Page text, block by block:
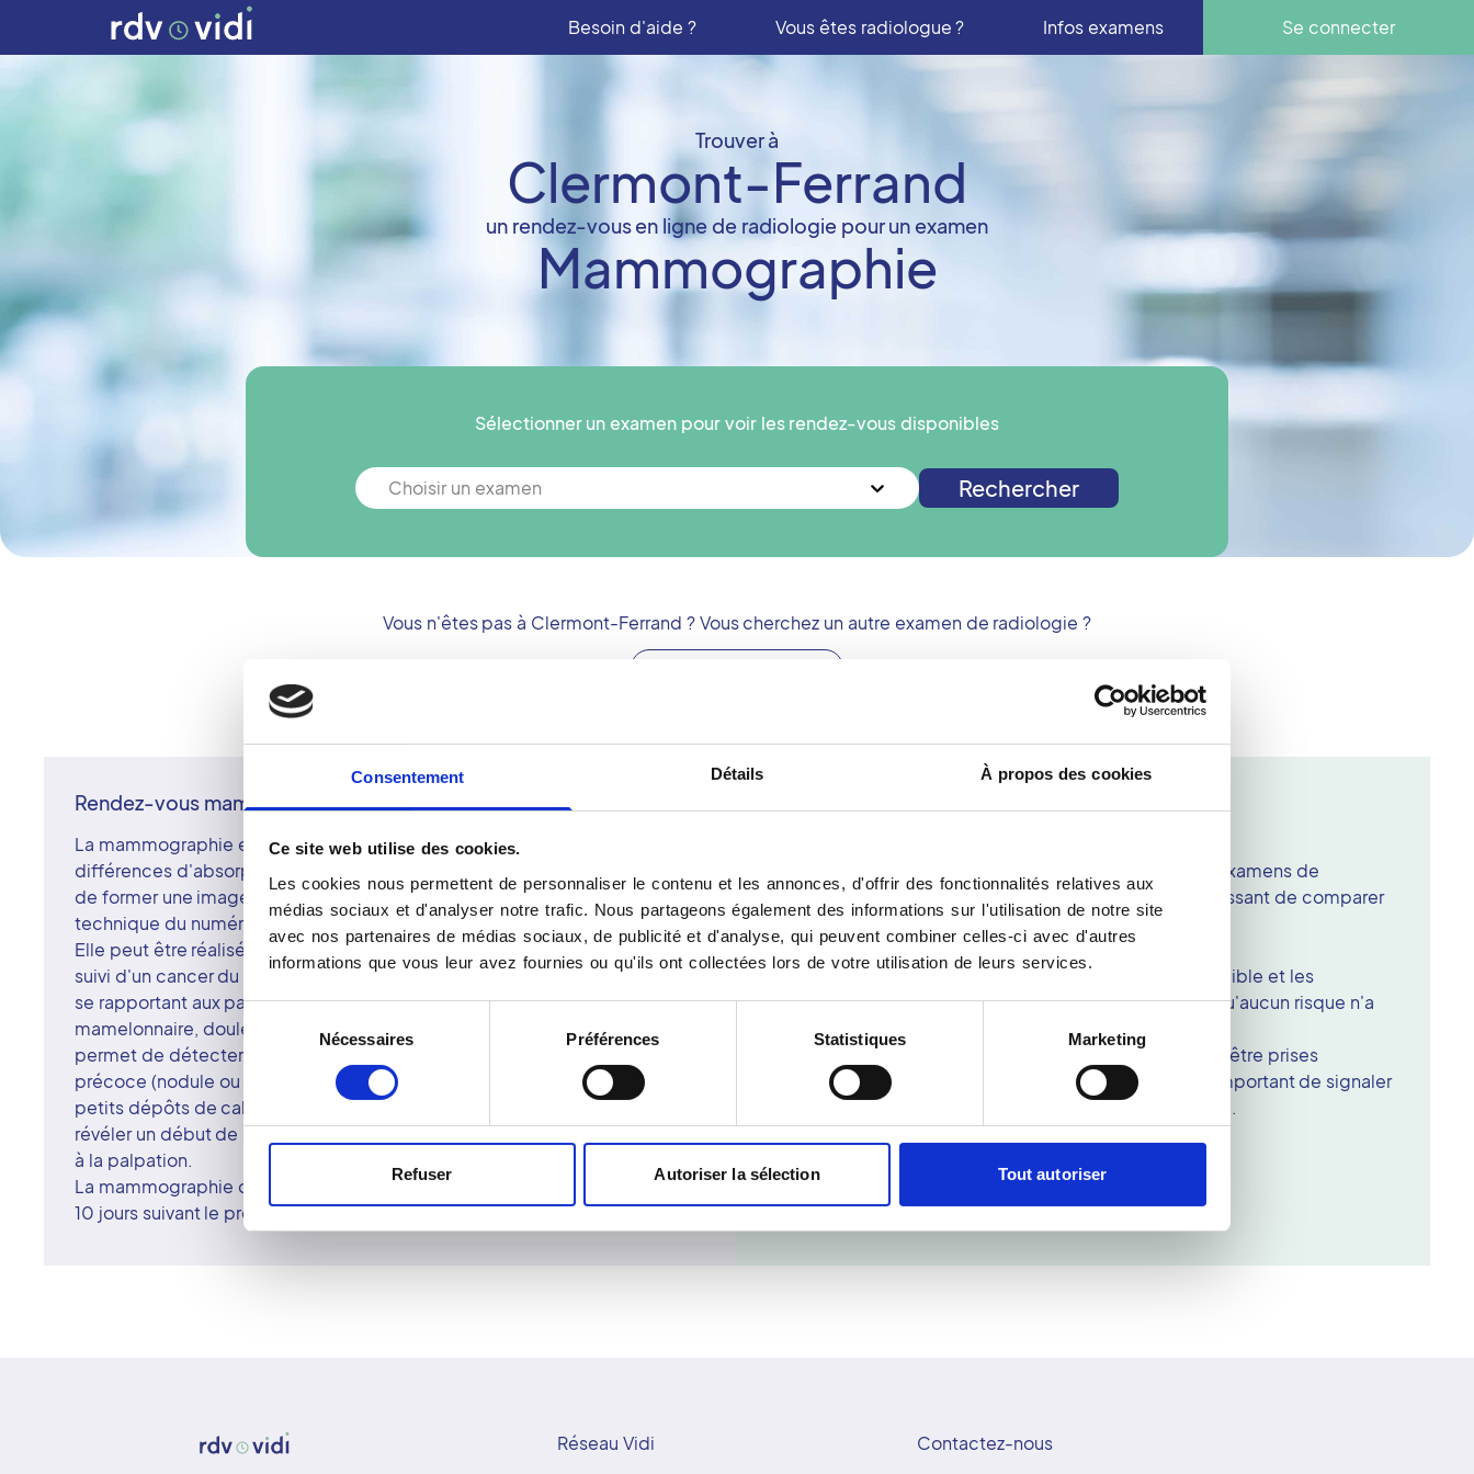
Consentement Détails À propos des cookies
Ce site web utilise des cookies.
Les cookies nous permettent de personnaliser le contenu et les annonces, d'offrir des fonctionnalités relatives aux
médias sociaux et d'analyser notre trafic. Nous partageons également des informations sur l'utilisation de notre site
avec nos partenaires de médias sociaux, de publicité et d'analyse, qui peuvent combiner celles-ci avec d'autres
informations que vous leur avez fournies ou qu'ils ont collectées lors de votre utilisation de leurs services.
Sélection
du
consentement
Nécessaires Préférences Statistiques Marketing
Refuser Autoriser la sélection Tout autoriser
Besoin d'aide ? Vous êtes radiologue ? Infos examens Se connecter
Trouver à
Clermont-Ferrand
un rendez-vous en ligne de radiologie pour un examen
Mammographie
Sélectionner un examen pour voir les rendez-vous disponibles
Choisir un examen Rechercher
Vous n'êtes pas à Clermont-Ferrand ? Vous cherchez un autre examen de radiologie ?
Rendez-vous mammographie
La mammographie est l'examen radiologique avec rayons X des seins. Les
différences d'absorption des rayons X par le tissu mammaire permettent
de former une image qui révèle l'architecture du sein en utilisant la
technique du numérique.
Elle peut être réalisée dans le cadre d'un dépistage systématique, pour le
suivi d'un cancer du sein ou dans le cadre d'un diagnostic de symptômes
se rapportant aux pathologies de la glande mammaire (écoulement
mamelonnaire, douleur, gonflement, modification de l'aspect du sein.). Elle
permet de détecter d'éventuelles anomalies, même à un stade très
précoce (nodule ou microcalcifications ; les microcalcifications étant de
petits dépôts de calcium dans le sein - moins de 1 mm- qui peuvent
révéler un début de cancer). Ces anomalies sont parfois difficiles à repérer
à la palpation.
La mammographie doit être réalisée en première partie de cycle (dans les
10 jours suivant le premier jour des règles).
Il est très important de vous munir de vos précédents examens de
mammographie si vous en avez car il est toujours intéressant de comparer
les images à plusieurs années d'intervalle.
Y a-t-il des précautions à prendre ?
L'usage des rayons X dans ce type d'examen est très faible et les
précautions prises pour limiter la zone d'examen font qu'aucun risque n'a
jamais été démontré pour la mammographie.
Cependant des précautions complémentaires doivent être prises
systématiquement pour les femmes enceintes. Il est important de signaler
que vous êtes dans ce cas lors de votre prise en charge.
Réseau Vidi Contactez-nous